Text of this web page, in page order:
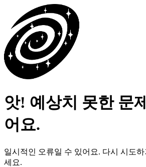
앗! 예상치 못한 문
어요.
일시적인 오류일 수 있어요. 다시 시도
세요.